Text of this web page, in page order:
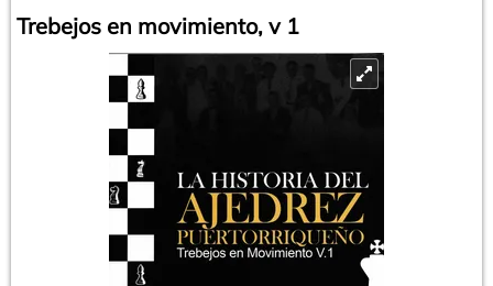
Trebejos en movimiento, v 1